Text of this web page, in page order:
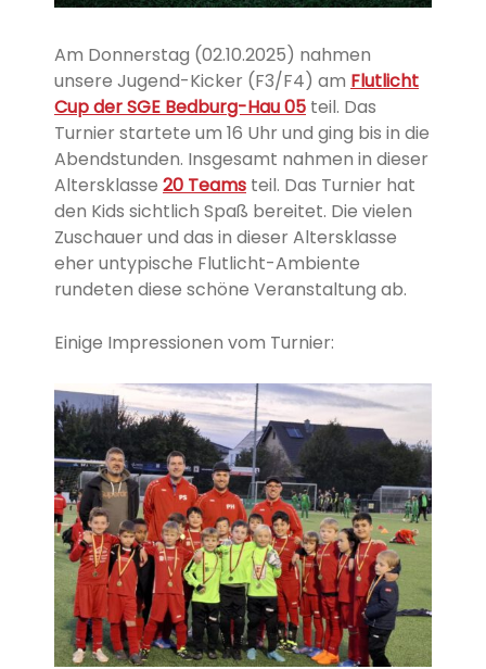
Am Donnerstag (02.10.2025) nahmen
unsere Jugend-Kicker (F3/F4) am Flutlicht
Cup der SGE Bedburg-Hau 05 teil. Das
Turnier startete um 16 Uhr und ging bis in die
Abendstunden. Insgesamt nahmen in dieser
Altersklasse 20 Teams teil. Das Turnier hat
den Kids sichtlich Spaß bereitet. Die vielen
Zuschauer und das in dieser Altersklasse
eher untypische Flutlicht-Ambiente
rundeten diese schöne Veranstaltung ab.
Einige Impressionen vom Turnier: